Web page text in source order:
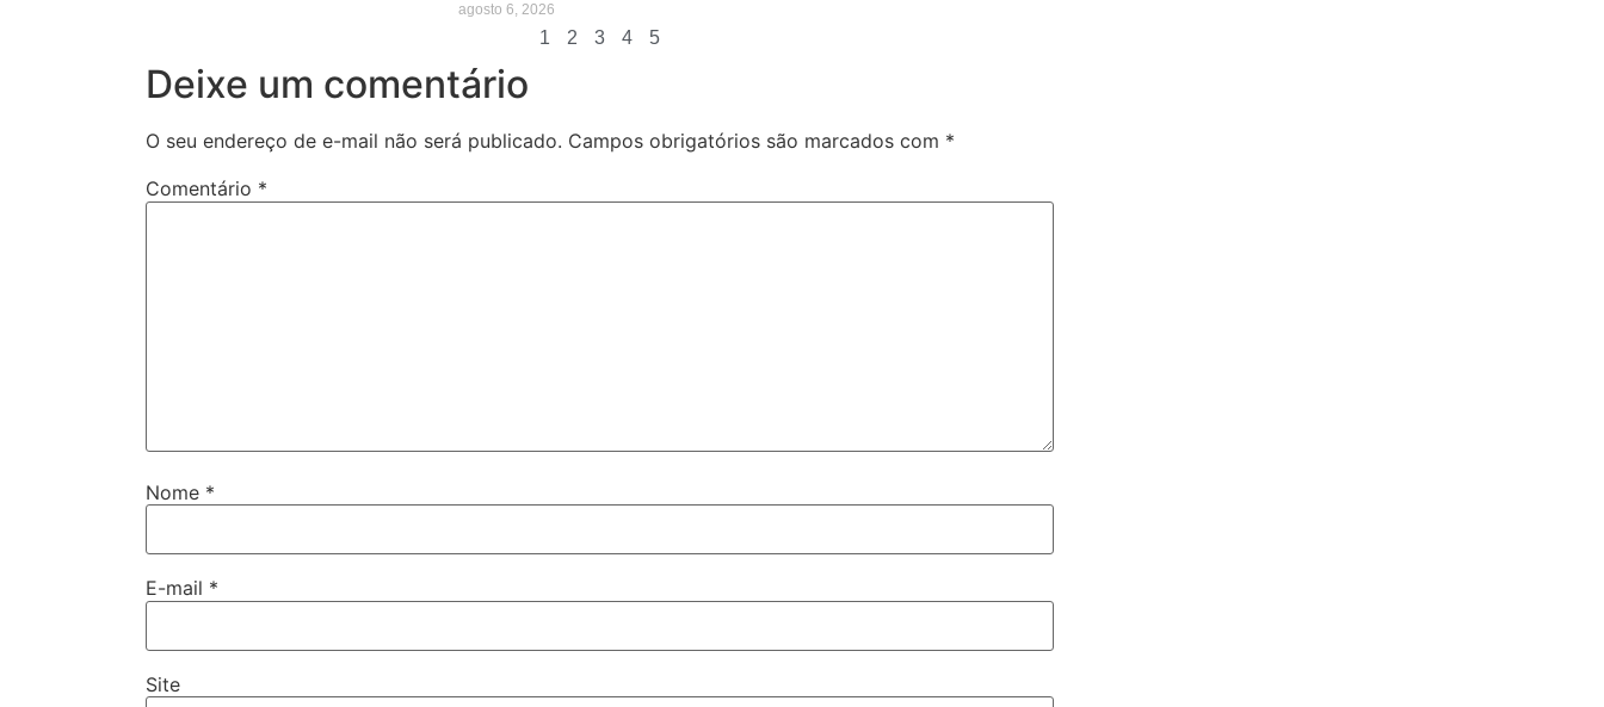
agosto 6, 2026
1 2 3 4 5
Deixe um comentário
O seu endereço de e-mail não será publicado. Campos obrigatórios são marcados com *
Comentário *
Nome *
E-mail *
Site